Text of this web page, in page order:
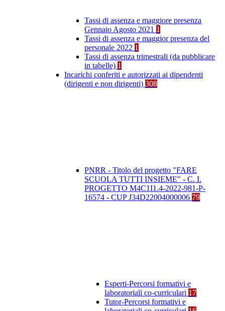
Tassi di assenza e maggiore presenza
Gennaio Agosto 2021 1
Tassi di assenza e maggior presenza del
personale 2022 1
Tassi di assenza trimestrali (da pubblicare
in tabelle) 1
Incarichi conferiti e autorizzati ai dipendenti
(dirigenti e non dirigenti) 308
PNRR - Titolo del progetto "FARE
SCUOLA TUTTI INSIEME" - C. I.
PROGETTO M4C1I1.4-2022-981-P-
16574 - CUP J34D22004000006 79
Esperti-Percorsi formativi e
laboratoriali co-curriculari 17
Tutor-Percorsi formativi e